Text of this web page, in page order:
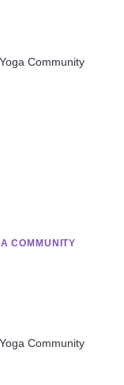
Community
COMMUNITY
Community